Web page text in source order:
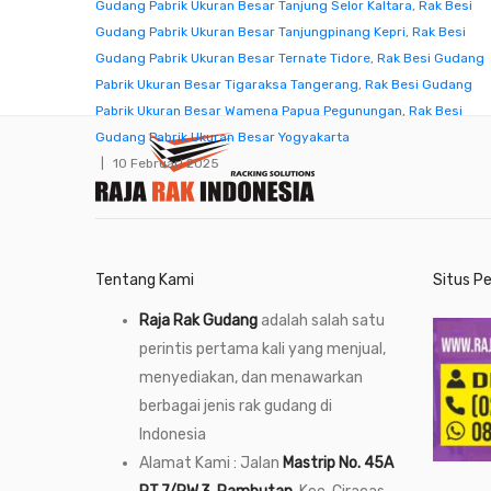
Gudang Pabrik Ukuran Besar Tanjung Selor Kaltara, Rak Besi
Gudang Pabrik Ukuran Besar Tanjungpinang Kepri, Rak Besi
Gudang Pabrik Ukuran Besar Ternate Tidore, Rak Besi Gudang
Pabrik Ukuran Besar Tigaraksa Tangerang, Rak Besi Gudang
Pabrik Ukuran Besar Wamena Papua Pegunungan, Rak Besi
Gudang Pabrik Ukuran Besar Yogyakarta
10 Februari 2025
Tentang Kami
Raja Rak Gudangadalah salah satu
perintis pertama kali yang menjual,
menyediakan, dan menawarkan
berbagai jenis rak gudang di
Indonesia
Alamat Kami : Jalan Mastrip No. 45A
Situs